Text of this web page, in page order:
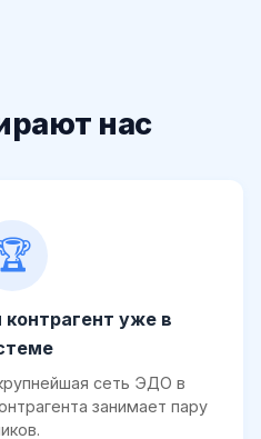
нас
уже в
сеть ЭДО в
занимает пару